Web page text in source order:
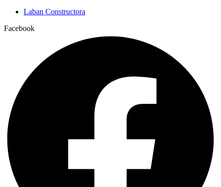
Laban Constructora
Facebook